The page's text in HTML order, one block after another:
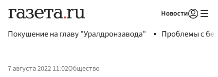
Новости
Покушение на главу "Уралдронзавода" Проблемы с
7 августа 2022 11:02Общество